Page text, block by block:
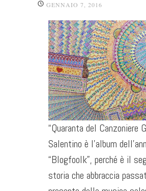
GENNAIO 7, 2016
“Quaranta del Canzoniere
Salentino è l’album
“Blogfoolk”, perché è il
storia che abbraccia